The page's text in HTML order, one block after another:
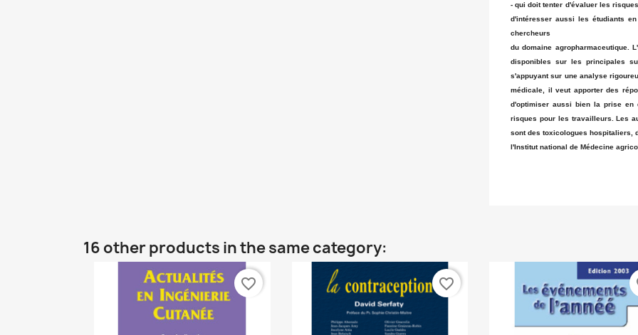
- qui doit tenter d'évaluer les
d'intéresser aussi les étudiants
chercheurs
du domaine agropharmaceutique.
disponibles sur les principales
s'appuyant sur une analyse
médicale, il veut apporter des
d'optimiser aussi bien la prise en
risques pour les travailleurs. Les
sont des toxicologues hospitaliers,
l'Institut national de Médecine
16 other products in the same category:
favorite_border favorite_border